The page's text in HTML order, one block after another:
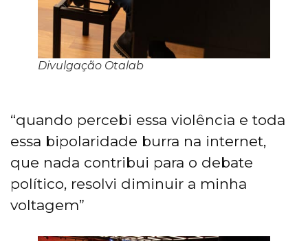
Divulgação Otalab
“quando percebi essa violência e toda
essa bipolaridade burra na internet,
que nada contribui para o debate
político, resolvi diminuir a minha
voltagem”